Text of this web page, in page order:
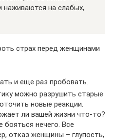
наживаются на слабых,
страх перед женщинами
и еще раз пробовать.
можно разрушить старые
новые реакции.
ли вашей жизни что-то?
бояться нечего. Все
отказ женщины – глупость,